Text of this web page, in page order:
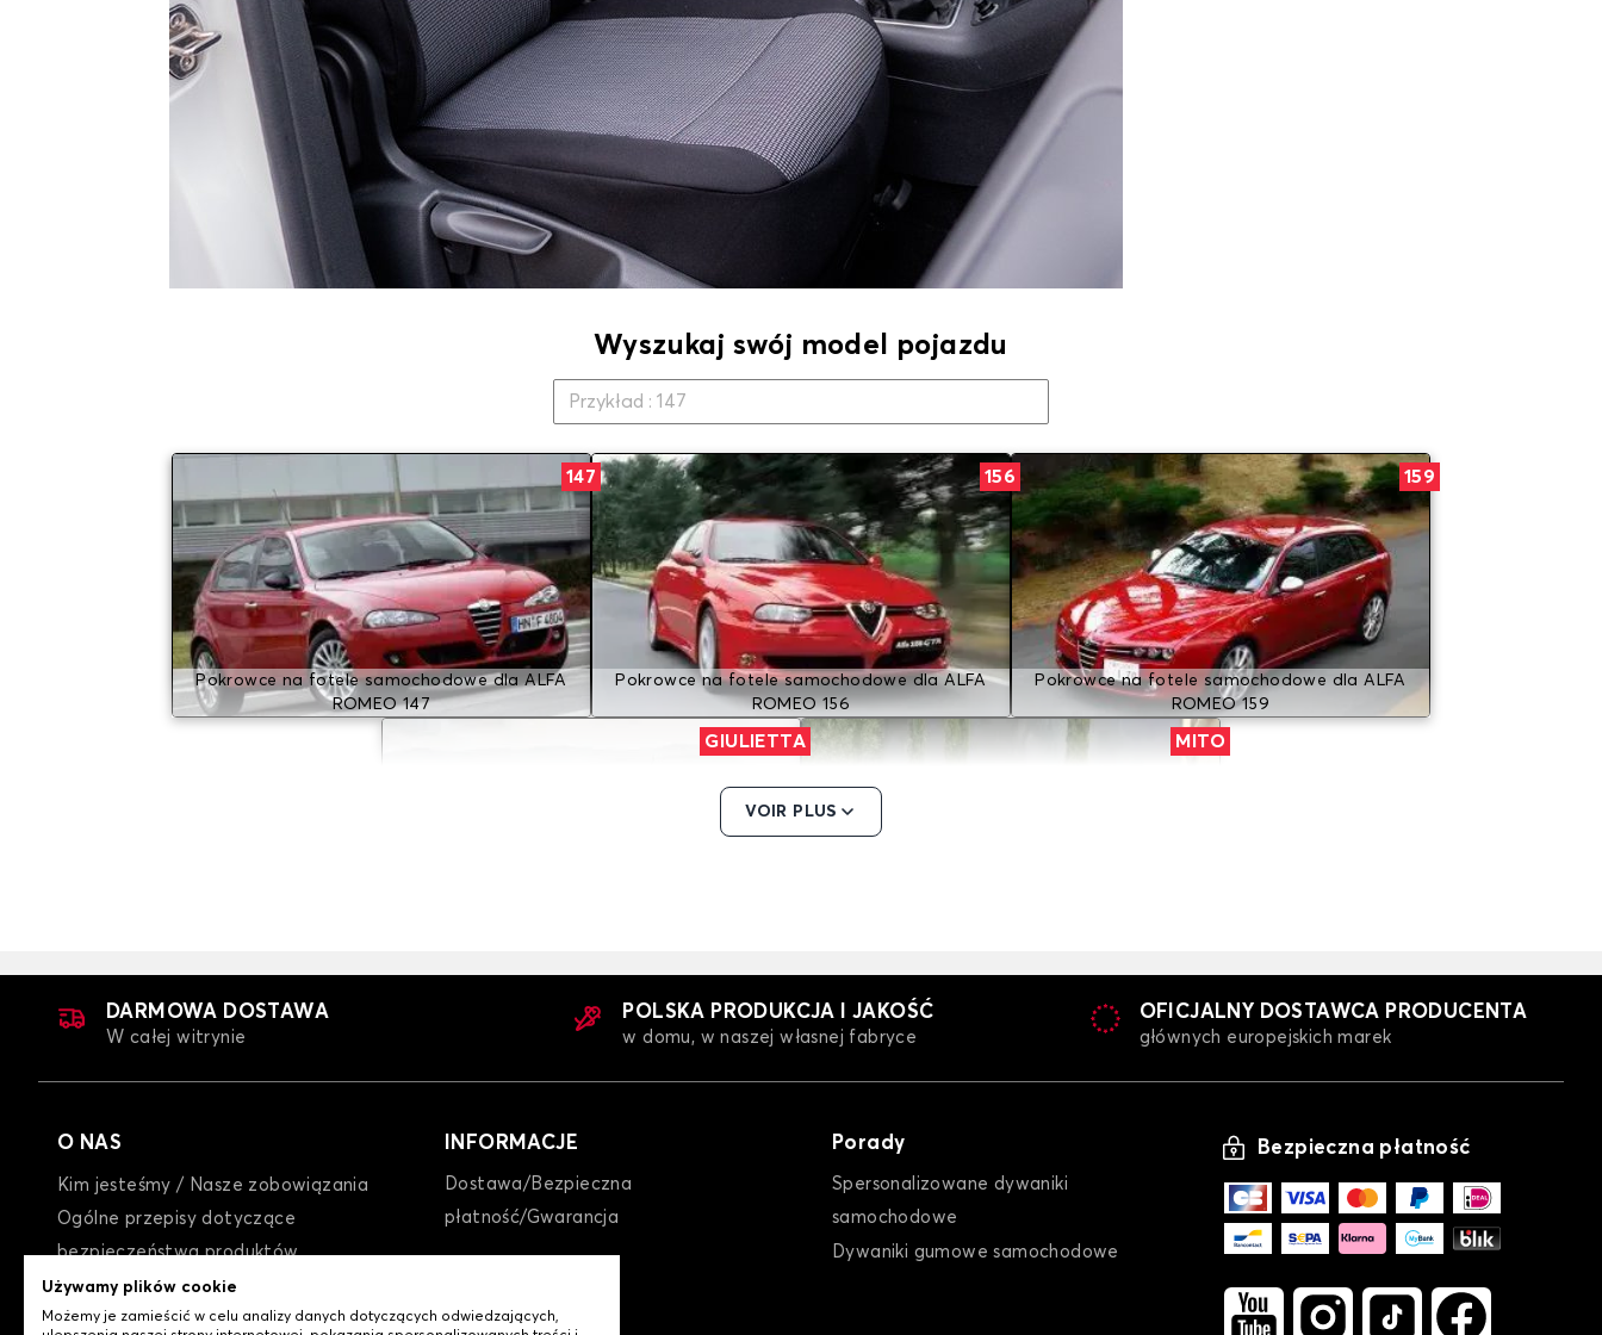
Wyszukaj swój model pojazdu
147
Pokrowce na fotele samochodowe dla ALFA
ROMEO 147
156
Pokrowce na fotele samochodowe dla ALFA
ROMEO 156
159
Pokrowce na fotele samochodowe dla ALFA
ROMEO 159
GIULIETTA MITO
VOIR PLUS
DARMOWA DOSTAWA
W całej witrynie
POLSKA PRODUKCJA I JAKOŚĆ
w domu, w naszej własnej fabryce
OFICJALNY DOSTAWCA PRODUCENTA
głównych europejskich marek
O NAS
Kim jesteśmy / Nasze zobowiązania
Ogólne przepisy dotyczące
bezpieczeństwa produktów
GTC
Polityka prywatności / Cookies
INFORMACJE
Dostawa/Bezpieczna
płatność/Gwarancja
Porady
Spersonalizowane dywaniki
samochodowe
Dywaniki gumowe samochodowe
Bezpieczna płatność
Używamy plików cookie
Możemy je zamieścić w celu analizy danych dotyczących odwiedzających,